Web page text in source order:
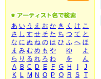
あ い う え お か き く け こ
さ し す せ そ た ち つ て と
な に ぬ ね の は ひ ふ へ ほ
ま み む め も や ゆ
よ
ら り る れ ろ わ を
ん
A
B C D E F G H
J
K
L M N O P Q R S
T